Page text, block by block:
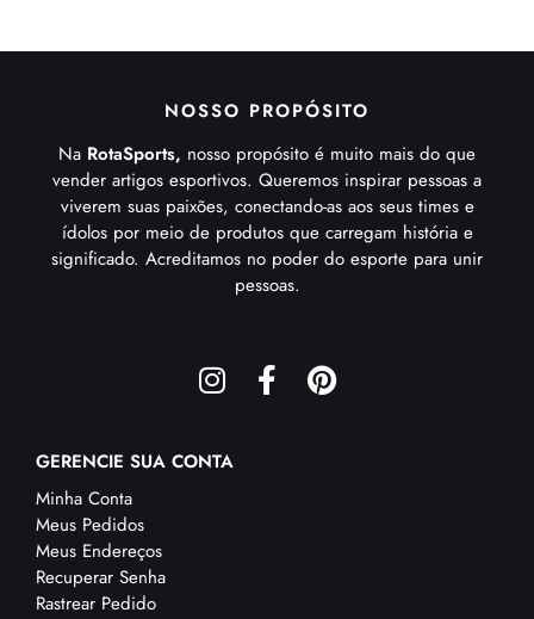
NOSSO PROPÓSITO
Na RotaSports, nosso propósito é muito mais do que
vender artigos esportivos. Queremos inspirar pessoas a
viverem suas paixões, conectando-as aos seus times e
ídolos por meio de produtos que carregam história e
significado. Acreditamos no poder do esporte para unir
pessoas.
GERENCIE SUA CONTA
Minha Conta
Meus Pedidos
Meus Endereços
Recuperar Senha
Rastrear Pedido